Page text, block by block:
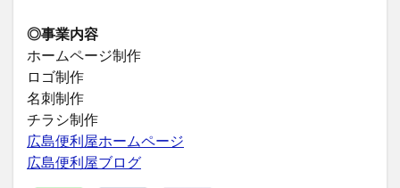
◎事業内容
ホームページ制作
ロゴ制作
名刺制作
チラシ制作
広島便利屋ホームページ
広島便利屋ブログ